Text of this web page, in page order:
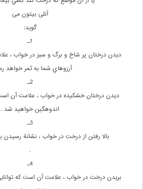
آنلی بیتون می
گوید:
1ـ
ديدن درختان پر شاخ و برگ و سبز در خواب ،
آرزوهاي شما به ثمر خواهد
2ـ
ديدن درختان خشكيده در خواب ، علامت آن
اندوهگين خواهيد شد .
3ـ
بالا رفتن از درخت در خواب ، نشانة رسيدن
.
4ـ
بريدن درخت در خواب ، علامت آن است كه